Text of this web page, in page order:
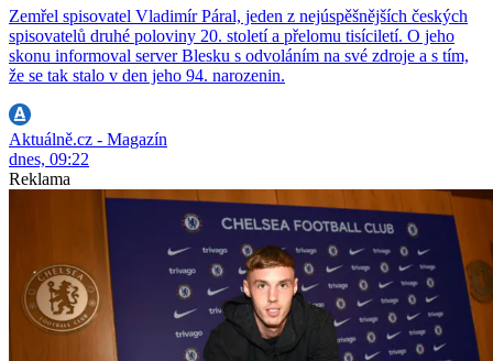
Zemřel spisovatel Vladimír Páral, jeden z nejúspěšnějších českých
spisovatelů druhé poloviny 20. století a přelomu tisíciletí. O jeho
skonu informoval server Blesku s odvoláním na své zdroje a s tím,
že se tak stalo v den jeho 94. narozenin.
Aktuálně.cz - Magazín
dnes, 09:22
Reklama